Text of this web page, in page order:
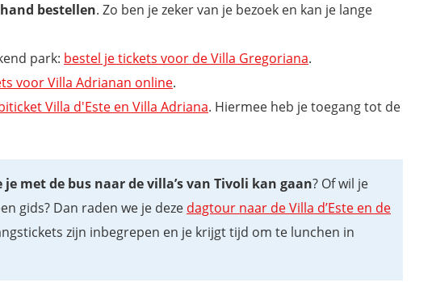
bestellen. Zo ben je zeker van je bezoek en kan je lange
park: bestel je tickets voor de Villa Gregoriana.
voor Villa Adrianan online.
Villa d'Este en Villa Adriana. Hiermee heb je toegang tot de
met de bus naar de villa’s van Tivoli kan gaan? Of wil je
gids? Dan raden we je deze dagtour naar de Villa d’Este en de
zijn inbegrepen en je krijgt tijd om te lunchen in